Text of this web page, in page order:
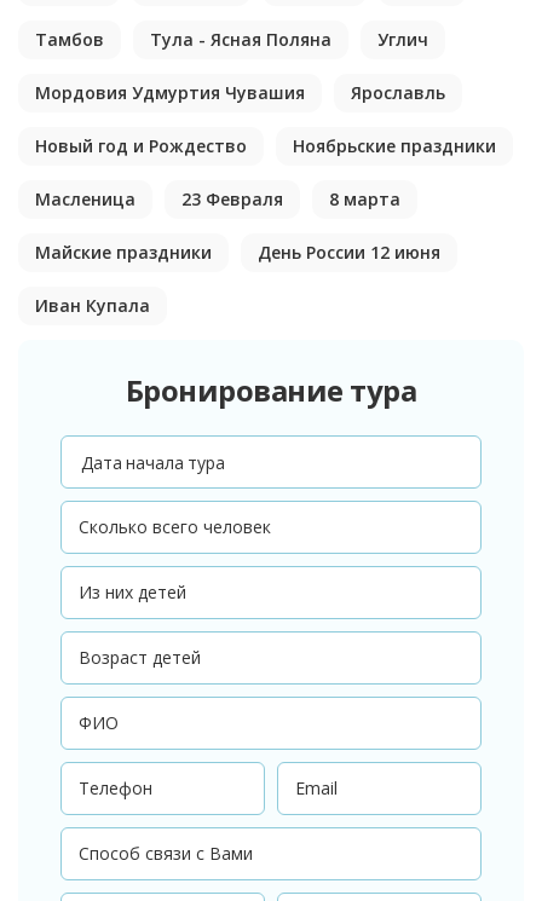
Тамбов Тула - Ясная Поляна Углич
Мордовия Удмуртия Чувашия Ярославль
Новый год и Рождество Ноябрьские праздники
Масленица 23 Февраля 8 марта
Майские праздники День России 12 июня
Иван Купала
Бронирование тура
Дата начала тура